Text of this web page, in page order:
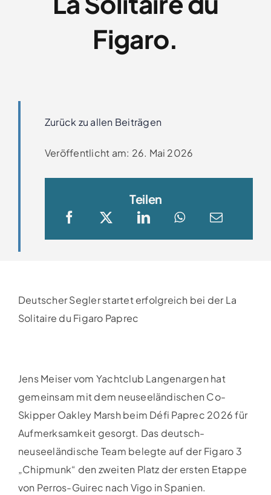
Clubboote
Galerien
Figaro.
Zurück zu allen Beiträgen
Veröffentlicht am: 26. Mai 2026
Teilen
Deutscher Segler startet erfolgreich bei der La
Solitaire du Figaro Paprec
Jens Meiser vom Yachtclub Langenargen hat
gemeinsam mit dem neuseeländischen Co-
Skipper Oakley Marsh beim Défi Paprec 2026 für
Aufmerksamkeit gesorgt. Das deutsch-
neuseeländische Team belegte auf der Figaro 3
„Chipmunk“ den zweiten Platz der ersten Etappe
von Perros-Guirec nach Vigo in Spanien.